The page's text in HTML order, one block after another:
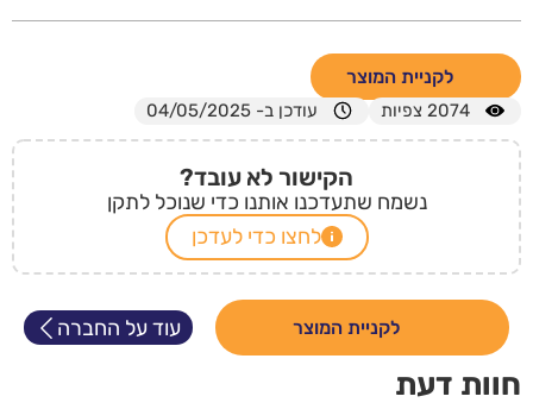
לקניית המוצר
2074 צפיות עודכן ב- 04/05/2025
הקישור לא עובד?
נשמח שתעדכנו אותנו כדי שנוכל לתקן
לחצו כדי לעדכן
לקניית המוצר עוד על החברה
חוות דעת